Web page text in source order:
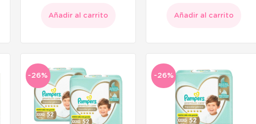
Añadir al carrito Añadir al carrito
-26% -26%